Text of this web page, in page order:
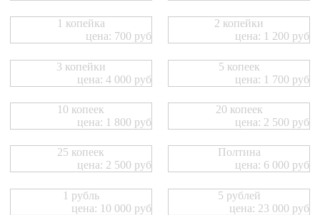
1 копейка
цена: 700 руб
2 копейки
цена: 1 200 руб
3 копейки
цена: 4 000 руб
5 копеек
цена: 1 700 руб
10 копеек
цена: 1 800 руб
20 копеек
цена: 2 500 руб
25 копеек
цена: 2 500 руб
Полтина
цена: 6 000 руб
1 рубль
цена: 10 000 руб
5 рублей
цена: 23 000 руб